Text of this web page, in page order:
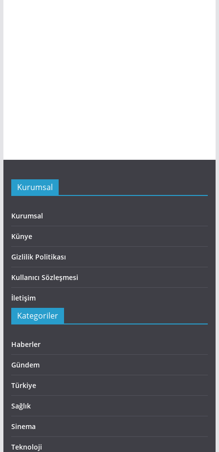
Kurumsal
Kurumsal
Künye
Gizlilik Politikası
Kullanıcı Sözleşmesi
İletişim
Kategoriler
Haberler
Gündem
Türkiye
Sağlık
Sinema
Teknoloji